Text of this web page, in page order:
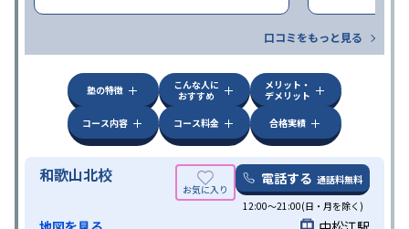
口コミをもっと見る
塾の特徴
こんな人に
おすすめ
メリット・
デメリット
コース内容
コース料金 合格実績
和歌山北校 電話する 通話料無料
12:00～21:00(日・月を除く)